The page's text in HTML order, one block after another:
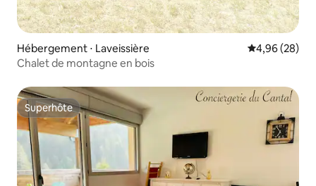
Hébergement ⋅ Laveissière Évaluation
4,96 (28)
Chalet de montagne en bois
Superhôte
Superhôte